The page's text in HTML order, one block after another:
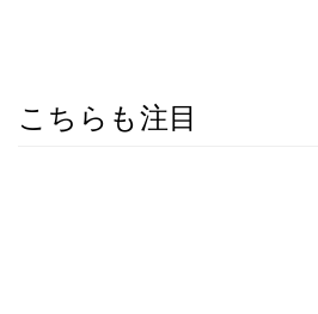
こちらも注目